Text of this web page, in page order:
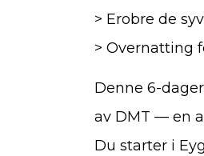
> Erobre de
> Overnatting
Denne 6-
av DMT — en
Du starter i